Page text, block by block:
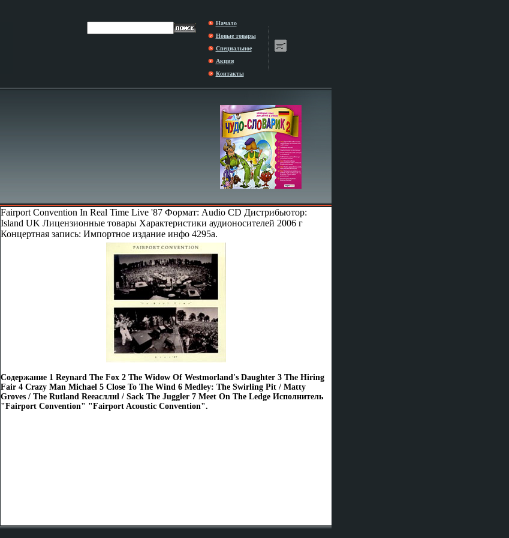
Начало
Новые товары
Специальное
Акция
Контакты
Fairport Convention In Real Time Live '87 Формат: Audio CD Дистрибьютор:
Island UK Лицензионные товары Характеристики аудионосителей 2006 г
Концертная запись: Импортное издание инфо 4295a.
Содержание 1 Reynard The Fox 2 The Widow Of Westmorland's Daughter 3 The Hiring
Fair 4 Crazy Man Michael 5 Close To The Wind 6 Medley: The Swirling Pit / Matty
Groves / The Rutland Reeасллиl / Sack The Juggler 7 Meet On The Ledge Исполнитель
"Fairport Convention" "Fairport Acoustic Convention".